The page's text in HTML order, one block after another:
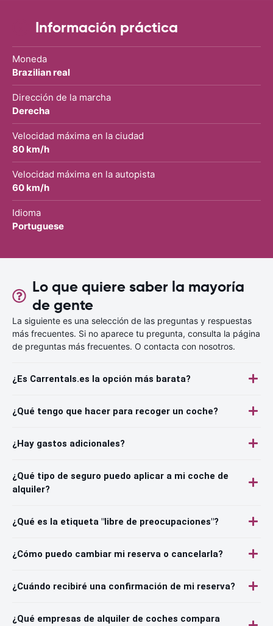
Información práctica
Moneda
Brazilian real
Dirección de la marcha
Derecha
Velocidad máxima en la ciudad
80 km/h
Velocidad máxima en la autopista
60 km/h
Idioma
Portuguese
Lo que quiere saber la mayoría
de gente
La siguiente es una selección de las preguntas y respuestas
más frecuentes. Si no aparece tu pregunta, consulta la página
de preguntas más frecuentes. O contacta con nosotros.
¿Es Carrentals.es la opción más barata?
¿Qué tengo que hacer para recoger un coche?
¿Hay gastos adicionales?
¿Qué tipo de seguro puedo aplicar a mi coche de
alquiler?
¿Qué es la etiqueta "libre de preocupaciones"?
¿Cómo puedo cambiar mi reserva o cancelarla?
¿Cuándo recibiré una confirmación de mi reserva?
¿Qué empresas de alquiler de coches compara